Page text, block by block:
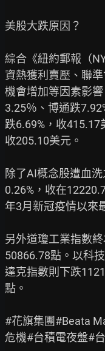
美股大跌原因？
綜合《紐約郵報（
資熱獲利賣壓、聯
機會增加等因素影
3.25％、博通跌
跌6.69%，收415.17
收205.10美元。
除了AI概念股遭血
0.26%，收在
年3月新冠疫情以來
另外道瓊工業指數
50866.78點。以科
達克指數則下跌
點。
#花旗集團#Beata
危機#台積電夜盤#